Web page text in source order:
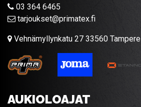
03 364 6465
tarjoukset@primatex.fi
Vehnämyllynkatu 27 33560 Tampere
AUKIOLOAJAT